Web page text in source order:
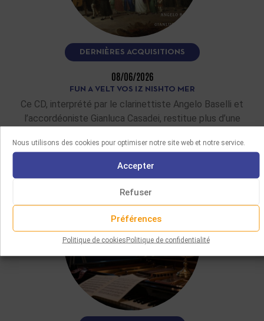
Nous utilisons des cookies pour optimiser notre site web et notre service.
Accepter
Refuser
Préférences
Politique de cookiesPolitique de confidentialité
DERNIÈRES ACQUISITIONS
08/06/2026
FUN A VELT VOS IZ NISHTO MER
Ce CD, interprété par le clarinettiste Angelo Baselli et
l’accordéoniste Gianluca Casadei, restitue plus d’une